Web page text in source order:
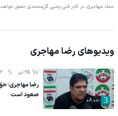
عماد مهاجری، در کادر فنی یحیی گل‌محمدی حضور
ویدیوهای رضا مهاجری
08:00
25 تیر
رضا مهاجری:
صعود است